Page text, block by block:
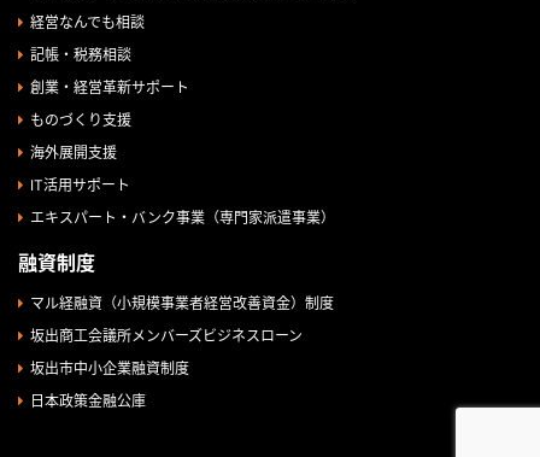
経営なんでも相談
記帳・税務相談
創業・経営革新サポート
ものづくり支援
海外展開支援
IT活用サポート
エキスパート・バンク事業（専門家派遣事業）
融資制度
マル経融資（小規模事業者経営改善資金）制度
坂出商工会議所メンバーズビジネスローン
坂出市中小企業融資制度
日本政策金融公庫